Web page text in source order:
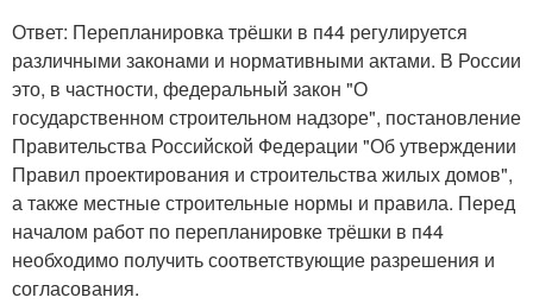
Ответ: Перепланировка трёшки в п44 регулируется
различными законами и нормативными актами. В России
это, в частности, федеральный закон "О
государственном строительном надзоре", постановление
Правительства Российской Федерации "Об утверждении
Правил проектирования и строительства жилых домов",
а также местные строительные нормы и правила. Перед
началом работ по перепланировке трёшки в п44
необходимо получить соответствующие разрешения и
согласования.